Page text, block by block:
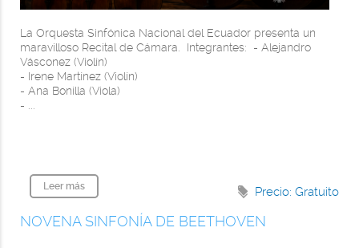
La Orquesta Sinfónica Nacional del Ecuador presenta un
maravilloso Recital de Cámara. Integrantes: - Alejandro
Vásconez (Violín)
- Irene Martínez (Violín)
- Ana Bonilla (Viola)
- ...
Leer más Precio: Gratuito
NOVENA SINFONÍA DE BEETHOVEN